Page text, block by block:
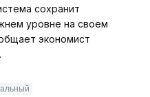
сохранит
уровне на своем
экономист